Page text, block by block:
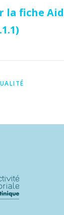
la fiche